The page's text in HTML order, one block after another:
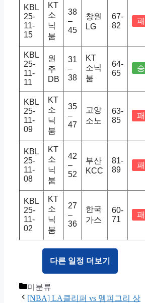
KBL
25-
11-
15
KT
소
닉
붐
38
–
45
창원
LG
67-
82
패
KBL
25-
11-
11
원
주
DB
31
–
38
KT
소닉
붐
64-
65
승
KBL
25-
11-
09
KT
소
닉
붐
35
–
47
고양
소노
63-
85
패
KBL
25-
11-
08
KT
소
닉
붐
42
–
52
부산
KCC
81-
89
패
KBL
25-
11-
02
KT
소
닉
붐
27
–
36
한국
가스
60-
71
패
다른 일정 더보기
Categories
미분류
[NBA] LA클리퍼 vs 멤피그리 상